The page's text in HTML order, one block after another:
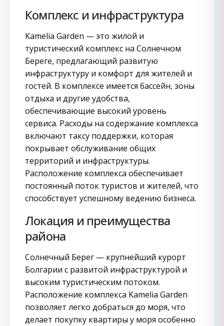
Комплекс и инфраструктура
Kamelia Garden — это жилой и
туристический комплекс на Солнечном
Береге, предлагающий развитую
инфраструктуру и комфорт для жителей и
гостей. В комплексе имеется бассейн, зоны
отдыха и другие удобства,
обеспечивающие высокий уровень
сервиса. Расходы на содержание комплекса
включают таксу поддержки, которая
покрывает обслуживание общих
территорий и инфраструктуры.
Расположение комплекса обеспечивает
постоянный поток туристов и жителей, что
способствует успешному ведению бизнеса.
Локация и преимущества
района
Солнечный Берег — крупнейший курорт
Болгарии с развитой инфраструктурой и
высоким туристическим потоком.
Расположение комплекса Kamelia Garden
позволяет легко добраться до моря, что
делает покупку квартиры у моря особенно